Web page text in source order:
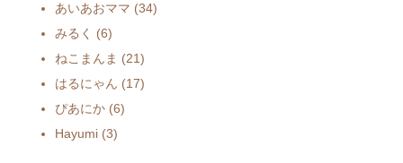
あいあおママ (34)
みるく
(6)
ねこまんま (21)
はるにゃん (17)
ぴあにか(6)
Hayumi(3)